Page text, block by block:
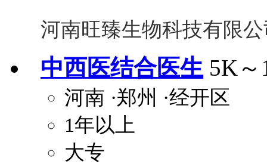
河南旺臻生物科技有限
中西医结合医生 5K～
河南 ·郑州 ·经开区
1年以上
大专